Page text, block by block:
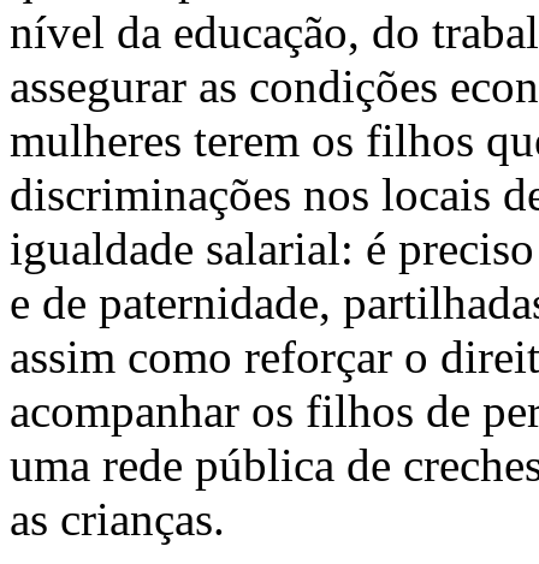
nível da educação, do
assegurar as condições
mulheres terem os filhos
discriminações nos locais
igualdade salarial: é
e de paternidade,
assim como reforçar o
acompanhar os filhos de
uma rede pública de
as crianças.